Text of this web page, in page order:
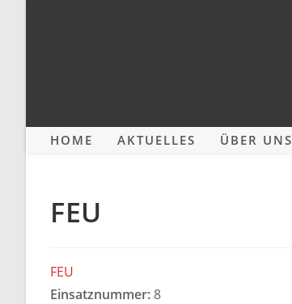
HOME AKTUELLES ÜBER UNS
FEU
FEU
Einsatznummer: 8